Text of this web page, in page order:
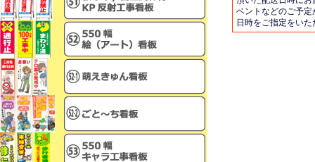
ベントなどのご予
日時をご指定をい